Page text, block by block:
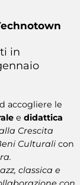
in
accogliere le
e didattica
Crescita
Culturali con
classica e